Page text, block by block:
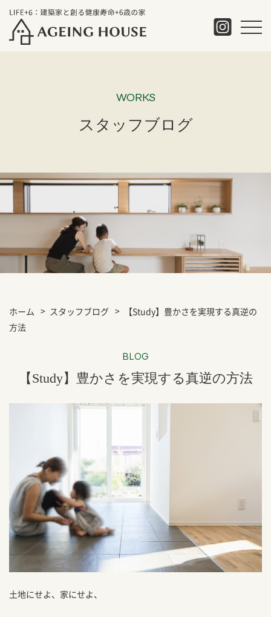
WORKS
スタッフブログ
ホーム スタッフブログ
【Study】豊かさを実現する真逆の
方法
BLOG
【Study】豊かさを実現する真逆の方法
土地にせよ、家にせよ、